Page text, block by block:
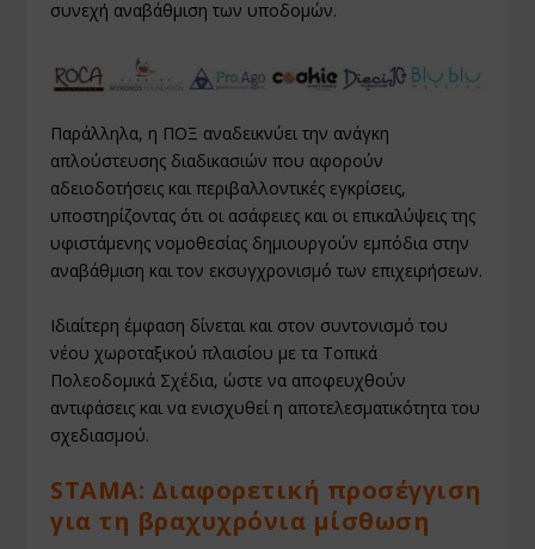
συνεχή αναβάθμιση των υποδομών.
Παράλληλα, η ΠΟΞ αναδεικνύει την ανάγκη
απλούστευσης διαδικασιών που αφορούν
αδειοδοτήσεις και περιβαλλοντικές εγκρίσεις,
υποστηρίζοντας ότι οι ασάφειες και οι επικαλύψεις της
υφιστάμενης νομοθεσίας δημιουργούν εμπόδια στην
αναβάθμιση και τον εκσυγχρονισμό των επιχειρήσεων.
Ιδιαίτερη έμφαση δίνεται και στον συντονισμό του
νέου χωροταξικού πλαισίου με τα Τοπικά
Πολεοδομικά Σχέδια, ώστε να αποφευχθούν
αντιφάσεις και να ενισχυθεί η αποτελεσματικότητα του
σχεδιασμού.
STAMA: Διαφορετική προσέγγιση
για τη βραχυχρόνια μίσθωση